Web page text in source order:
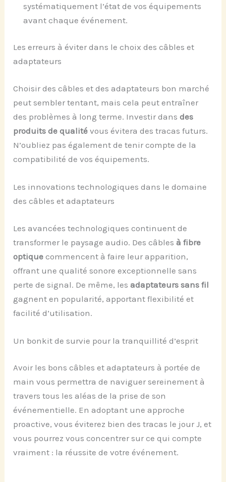
systématiquement l’état de vos équipements
avant chaque événement.
Les erreurs à éviter dans le choix des câbles et
adaptateurs
Choisir des câbles et des adaptateurs bon marché
peut sembler tentant, mais cela peut entraîner
des problèmes à long terme. Investir dansdes
produits de qualité vous évitera des tracas futurs.
N’oubliez pas également de tenir compte de la
compatibilité de vos équipements.
Les innovations technologiques dans le domaine
des câbles et adaptateurs
Les avancées technologiques continuent de
transformer le paysage audio. Des câblesà fibre
optique commencent à faire leur apparition,
offrant une qualité sonore exceptionnelle sans
perte de signal. De même, lesadaptateurs sans fil
gagnent en popularité, apportant flexibilité et
facilité d’utilisation.
Un bonkit de survie pour la tranquillité d’esprit
Avoir les bons câbles et adaptateurs à portée de
main vous permettra de naviguer sereinement à
travers tous les aléas de la prise de son
événementielle. En adoptant une approche
proactive, vous éviterez bien des tracas le jour J, et
vous pourrez vous concentrer sur ce qui compte
vraiment : la réussite de votre événement.